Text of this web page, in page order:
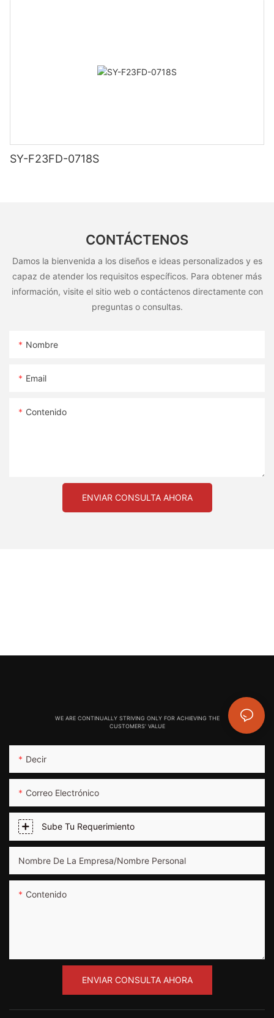
SY-F23FD-0718S
CONTÁCTENOS
Damos la bienvenida a los diseños e ideas personalizados y es
capaz de atender los requisitos específicos. Para obtener más
información, visite el sitio web o contáctenos directamente con
preguntas o consultas.
Nombre
Email
Contenido
ENVIAR CONSULTA AHORA
WE ARE CONTINUALLY STRIVING ONLY FOR ACHIEVING THE
CUSTOMERS' VALUE
Decir
Correo Electrónico
Sube Tu Requerimiento
Nombre De La Empresa/nombre Personal
Contenido
ENVIAR CONSULTA AHORA